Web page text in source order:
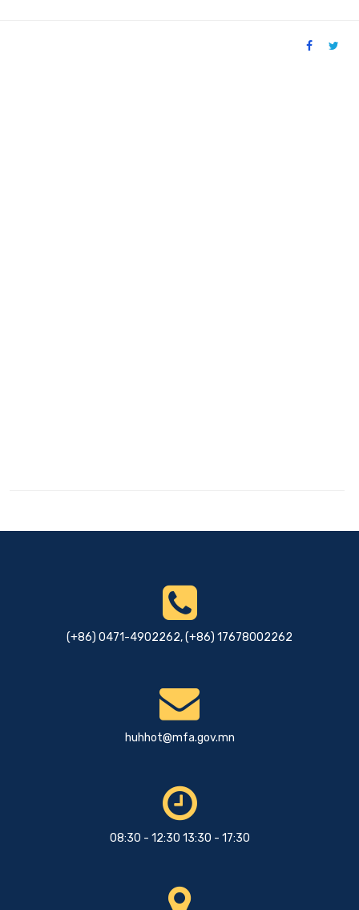
(+86) 0471-4902262, (+86) 17678002262
huhhot@mfa.gov.mn
08:30 - 12:30 13:30 - 17:30